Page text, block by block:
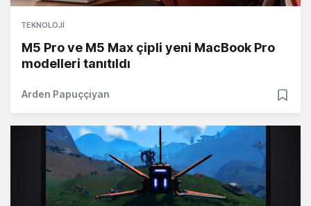
TEKNOLOJI
M5 Pro ve M5 Max çipli yeni MacBook Pro
modelleri tanıtıldı
Arden Papuççiyan